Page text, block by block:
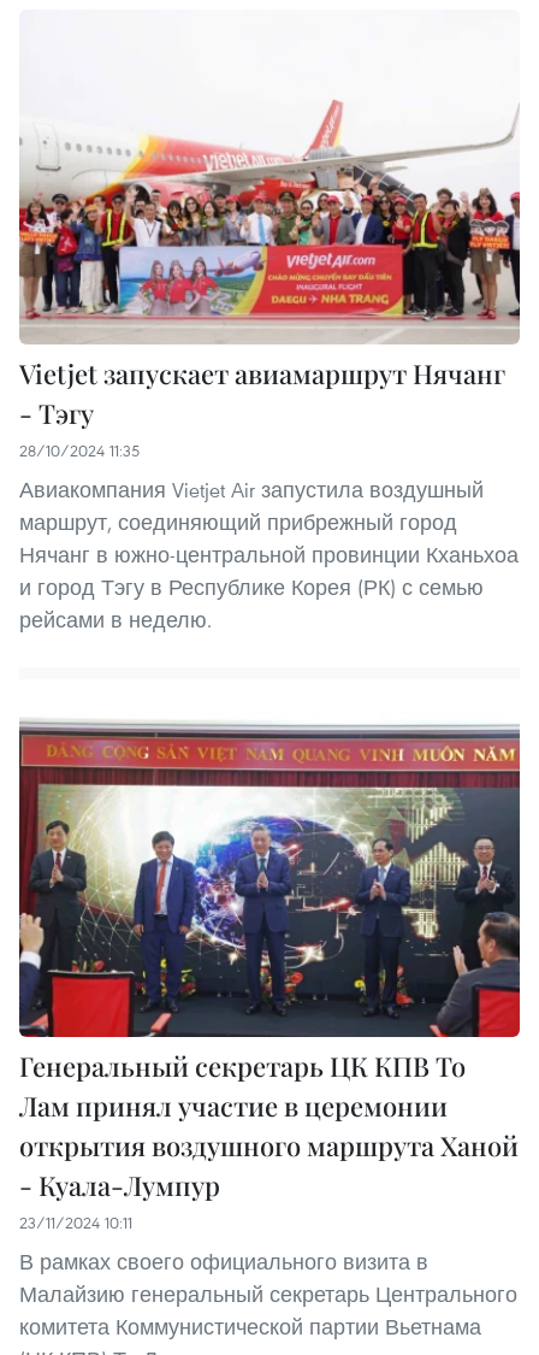
Vietjet запускает авиамаршрут Нячанг
- Тэгу
28/10/2024 11:35
Авиакомпания Vietjet Air запустила воздушный
маршрут, соединяющий прибрежный город
Нячанг в южно-центральной провинции Кханьхоа
и город Тэгу в Республике Корея (РК) с семью
рейсами в неделю.
Генеральный секретарь ЦК КПВ То
Лам принял участие в церемонии
открытия воздушного маршрута Ханой
- Куала-Лумпур
23/11/2024 10:11
В рамках своего официального визита в
Малайзию генеральный секретарь Центрального
комитета Коммунистической партии Вьетнама